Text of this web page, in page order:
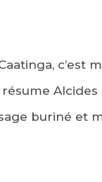
c’est
Alcides
buriné et